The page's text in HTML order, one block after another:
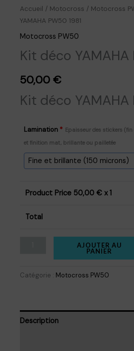
Accueil / Motocross / Motocross
YAMAHA PW50 1981
Motocross PW50
Kit déco YAMAHA
50,00 €
Kit déco YAMAHA
Lamination * Epaisseur des stickers
et finition mat, brillante ou pailletée
Product Price 50,00€ x 1
Total
PW50
1981
AJOUTER AU
PANIER
Catégorie : Motocross PW50
Description